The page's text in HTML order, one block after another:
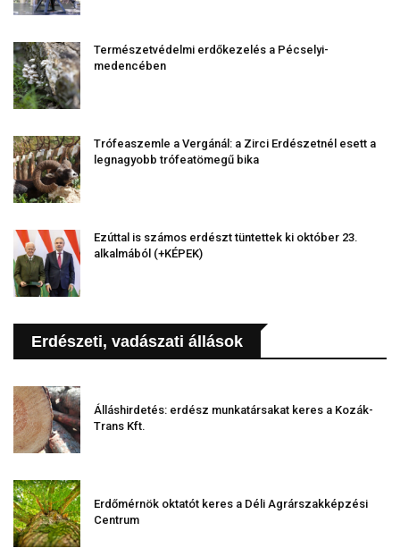
Természetvédelmi erdőkezelés a Pécselyi-
medencében
Trófeaszemle a Vergánál: a Zirci Erdészetnél esett a
legnagyobb trófeatömegű bika
Ezúttal is számos erdészt tüntettek ki október 23.
alkalmából (+KÉPEK)
Erdészeti, vadászati állások
Álláshirdetés: erdész munkatársakat keres a Kozák-
Trans Kft.
Erdőmérnök oktatót keres a Déli Agrárszakképzési
Centrum